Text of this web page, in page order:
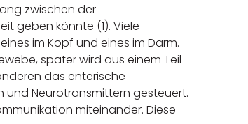
zwischen der
geben könnte (1). Viele
im Kopf und eines im Darm.
später wird aus einem Teil
das enterische
und Neurotransmittern gesteuert.
miteinander. Diese